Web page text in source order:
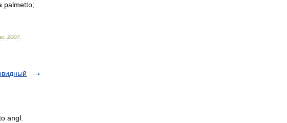
palmetto;
2007.
angl.